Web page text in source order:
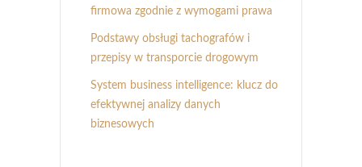
firmowa zgodnie z wymogami prawa
Podstawy obsługi tachografów i
przepisy w transporcie drogowym
System business intelligence: klucz do
efektywnej analizy danych
biznesowych